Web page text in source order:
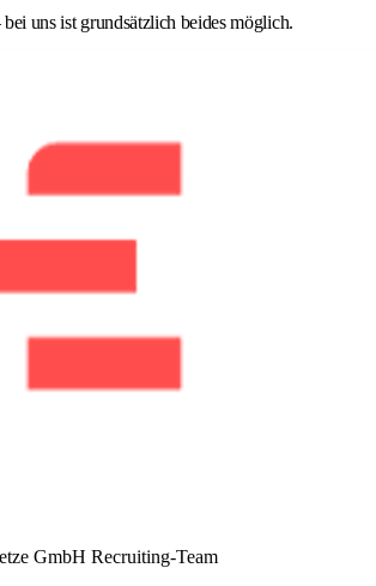
uns ist grundsätzlich beides möglich.
GmbH Recruiting-Team